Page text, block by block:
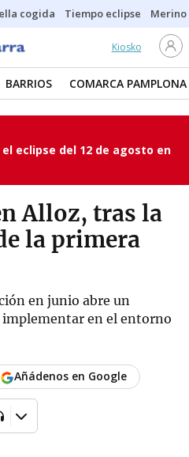
cogida Tiempo eclipse
Kiosko
BARRIOS COMARCA PAMPLONA
eclipse del 12 de agosto en
Alloz, tras la
la primera
en junio abre un
implementar en el entorno
Añádenos en Google